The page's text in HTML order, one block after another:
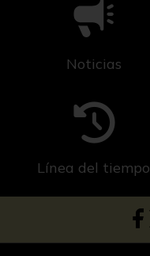
Noticias
Línea del tiempo